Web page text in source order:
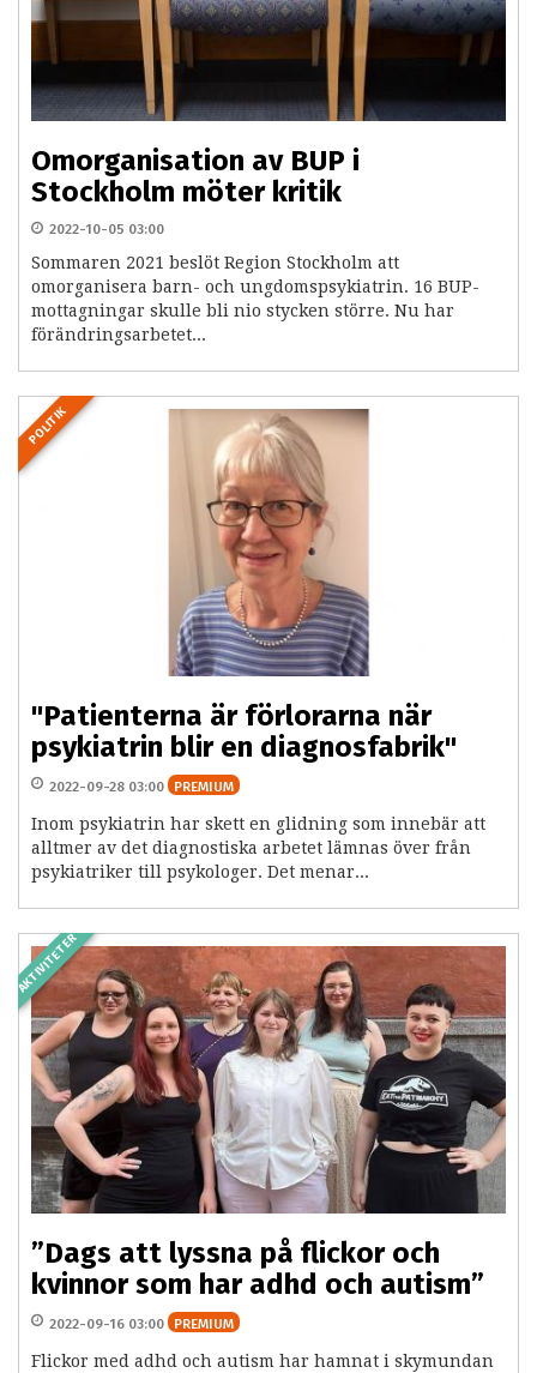
Omorganisation av BUP i
Stockholm möter kritik
2022-10-05 03:00
Sommaren 2021 beslöt Region Stockholm att
omorganisera barn- och ungdomspsykiatrin. 16 BUP-
mottagningar skulle bli nio stycken större. Nu har
förändringsarbetet...
POLITIK
"Patienterna är förlorarna när
psykiatrin blir en diagnosfabrik"
2022-09-28 03:00 PREMIUM
Inom psykiatrin har skett en glidning som innebär att
alltmer av det diagnostiska arbetet lämnas över från
psykiatriker till psykologer. Det menar...
AKTIVITETER
”Dags att lyssna på flickor och
kvinnor som har adhd och autism”
2022-09-16 03:00 PREMIUM
Flickor med adhd och autism har hamnat i skymundan